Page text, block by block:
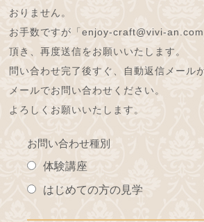
おりません。
お手数ですが「enjoy-craft@vivi-an.com
頂き、再度送信をお願いいたします。
問い合わせ完了後すぐ、自動返信メール
メールでお問い合わせください。
よろしくお願いいたします。
お問い合わせ種別
体験講座
はじめての方の見学